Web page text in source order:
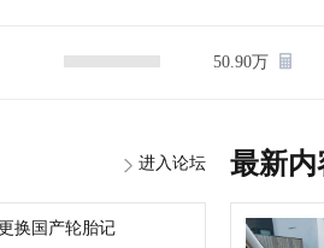
50.90万
进入论坛
换国产轮胎记
最新内